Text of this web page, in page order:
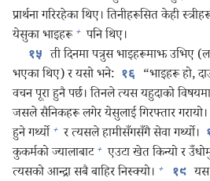
प्रार्थना गरिरहेका थिए। तिनीहरूसित केही
येसुका भाइहरू + पनि थिए।
१५ ती दिनमा पत्रुस भाइहरूमाझ उभिए
भएका थिए) र यसो भने: १६ “भाइहरू हो,
वचन पूरा हुनै पर्छ। तिनले त्यस यहुदाको
जसले सैनिकहरू लगेर येसुलाई गिरफ्तार गरायो।
हुने गर्थ्यो + र त्यसले हामीसँगसँगै सेवा गर्थ्यो।
कुकर्मको ज्यालाबाट + एउटा खेत किन्यो र
त्यसको आन्द्रा सबै बाहिर निस्क्यो। + १९ यस